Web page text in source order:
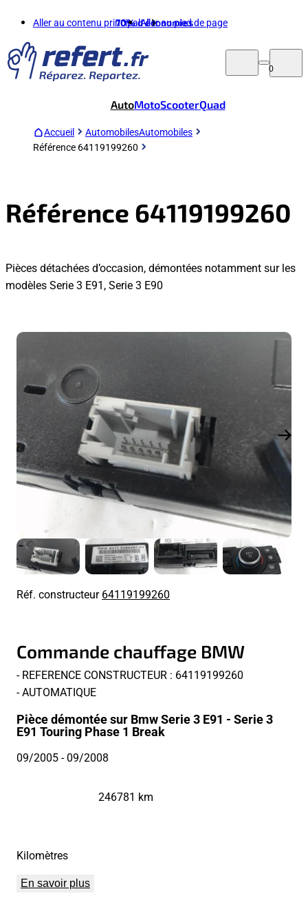
Aller au contenu principalAller au pied de page
70%d'économies
0
AutoMotoScooterQuad
Accueil AutomobilesAutomobiles
Référence 64119199260
Référence 64119199260
Pièces détachées d’occasion, démontées notamment sur les
modèles Serie 3 E91, Serie 3 E90
Réf. constructeur64119199260
Commande chauffage BMW
- REFERENCE CONSTRUCTEUR : 64119199260
- AUTOMATIQUE
Pièce démontée sur Bmw Serie 3 E91 - Serie 3
E91 Touring Phase 1 Break
09/2005- 09/2008
Kilomètres
246781 km
En savoir plus